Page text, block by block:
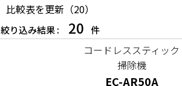
比較表を更新（20）
絞り込み結果 : 20 件
コードレススティック
掃除機
EC-AR50A